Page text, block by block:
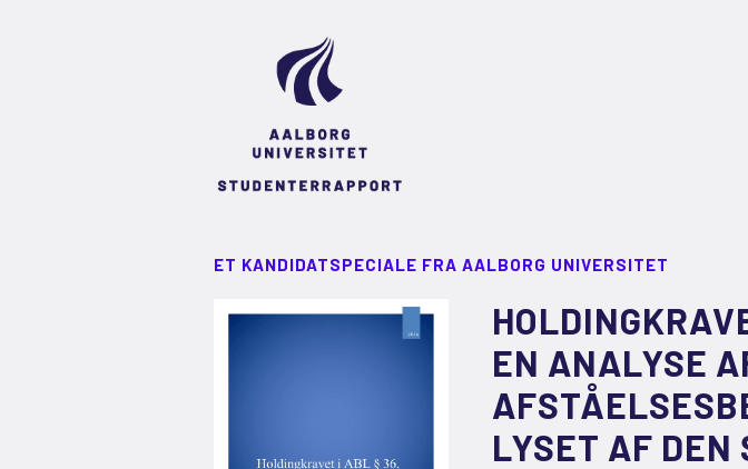
ET KANDIDATSPECIALE FRA AALBORG UNIVERSITET
EN ANALYSE
LYSET AF DEN